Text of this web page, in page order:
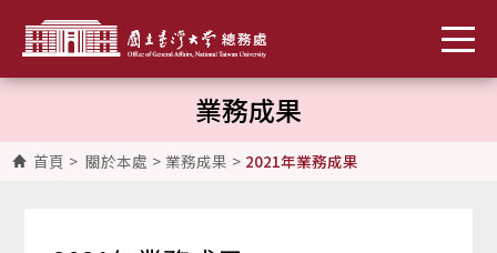
業務成果
首頁 > 關於本處 > 業務成果 > 2021年業務成果